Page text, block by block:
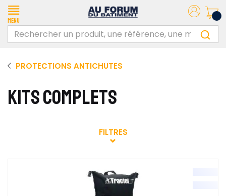
Menu
PROTECTIONS ANTICHUTES
KITS COMPLETS
FILTRES